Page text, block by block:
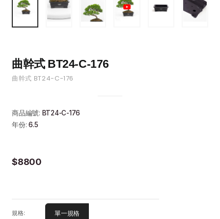
曲幹式 BT24-C-176
曲幹式 BT24-C-176
商品編號: BT24-C-176
年份:6.5
$8800
規格: 單一規格